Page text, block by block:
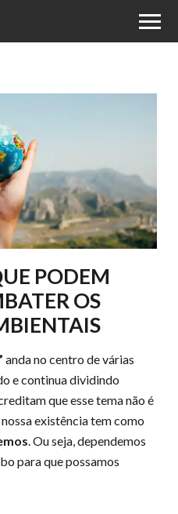
PODEM
OS
anda no centro de várias
e continua dividindo
que esse tema não é
existência tem como
. Ou seja, dependemos
para que possamos